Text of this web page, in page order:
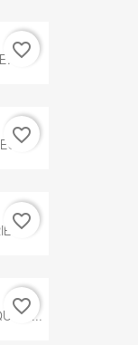
favorite_border
favorite_border
favorite_border
N...
favorite_border